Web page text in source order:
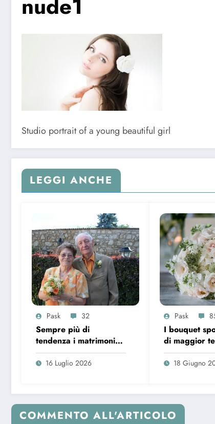
Studio portrait of a young beautiful girl
LEGGI ANCHE
Pask 32
Sempre più di
tendenza i matrimoni
over 65 in Italia
16 Luglio 2026
Pask
I bouquet
di maggior
18 Giugno
COMMENTO ALL'ARTICOLO